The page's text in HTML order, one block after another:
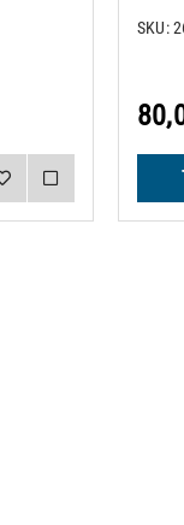
SKU: